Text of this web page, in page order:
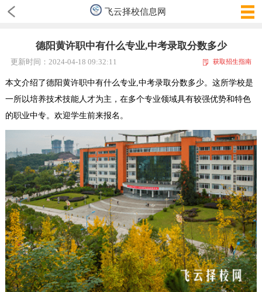
飞云择校信息网
德阳黄许职中有什么专业,中考录取分数多少
更新时间：2024-04-18 09:32:11 获取招生指南
本文介绍了德阳黄许职中有什么专业,中考录取分数多少。这所学校是
一所以培养技术技能人才为主，在多个专业领域具有较强优势和特色
的职业中专。欢迎学生前来报名。